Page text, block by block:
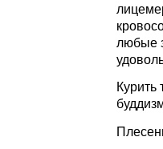
любые
Курить